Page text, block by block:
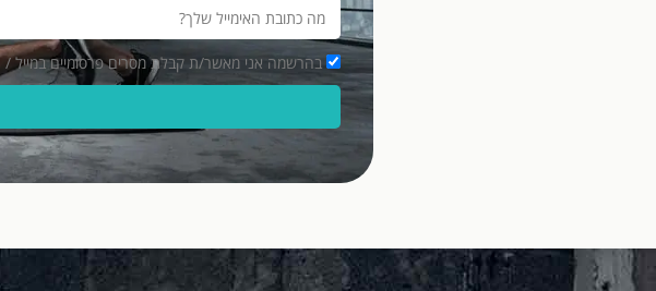
בהרשמה אני מאשר/ת קבלת מסרים פרסומיים במייל / SMS ואת תקנון האתר, מדיניות הפרטיות.